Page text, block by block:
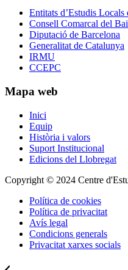
Entitats d’Estudis
Consell Comarcal del
Diputació de Barcelona
Generalitat de Catalunya
IRMU
CCEPC
Mapa web
Inici
Equip
Història i valors
Suport Institucional
Edicions del Llobregat
Copyright © 2024 Centre
Política de cookies
Política de privacitat
Avís legal
Condicions generals
Privacitat xarxes socials